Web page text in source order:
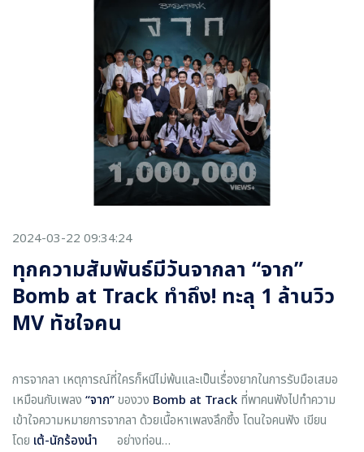
2024-03-22 09:34:24
ทุกความสัมพันธ์มีวันจากลา “จาก”
Bomb at Track ทำถึง! ทะลุ 1 ล้านวิว
MV ทัชใจคน
การจากลา เหตุการณ์ที่ใครก็หนีไม่พ้นและเป็นเรื่องยากในการรับมือเสมอ
เหมือนกับเพลง “จาก”ของวง Bomb at Track ที่พาคนฟังไปทำความ
เข้าใจความหมายการจากลา ด้วยเนื้อหาเพลงลึกซึ้ง โดนใจคนฟัง เขียน
โดย เต้-นักร้องนำ อย่างท่อน…